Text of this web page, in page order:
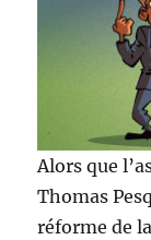
Alors que
Thomas
réforme de